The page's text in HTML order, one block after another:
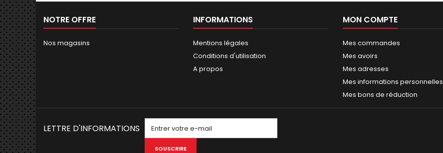
NOTRE OFFRE
Nos magasins
INFORMATIONS
Mentions légales
Conditions d'utilisation
A propos
MON COMPTE
Mes commandes
Mes avoirs
Mes adresses
Mes informations personnelles
Mes bons de réduction
LETTRE D'INFORMATIONS
SOUSCRIRE